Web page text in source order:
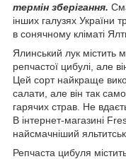
термін зберігання.
інших галузях України
в сонячному кліматі
Ялинський лук містить
репчастої цибулі, але
Цей сорт найкраще
салати, але він так
гарячих страв. Не
В інтернет-магазині
найсмачніший
Репчаста цибуля містить